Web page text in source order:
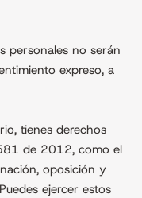
personales no serán
expreso, a
tienes derechos
de 2012, como el
oposición y
ejercer estos